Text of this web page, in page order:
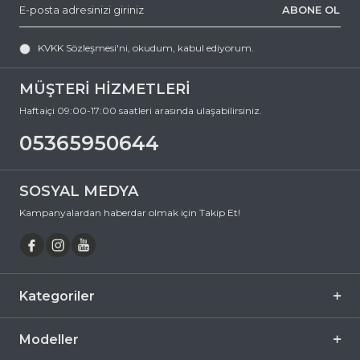
e-posta adresimize yazabilirsiniz.
aksesuardır. Bu fırsatı kaçırmayın ve hemen sepetinize ekleyin.
Ürün Açıklaması
Çerçeve Şekli Geometrik
Çerçeve Rengi
Çerçeve Materyali Asetat
Cam Rengi
Degrade Hayır
Polarize
Ayna Hayır
Fotokromik
MÜŞTERİ HİZMETLERİ
Haftaiçi 09:00-17:00 saatleri arasında ulaşabilirsiniz.
05365950644
ABONE OL
KVKK Sözleşmesi'ni, okudum, kabul ediyorum.
SOSYAL MEDYA
Kampanyalardan haberdar olmak için Takip Et!
Kategoriler
Modeller